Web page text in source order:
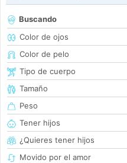
Buscando
Color de ojos
Color de pelo
Tipo de cuerpo
Tamaño
Peso
Tener hijos
¿Quieres tener hijos
Movido por el amor